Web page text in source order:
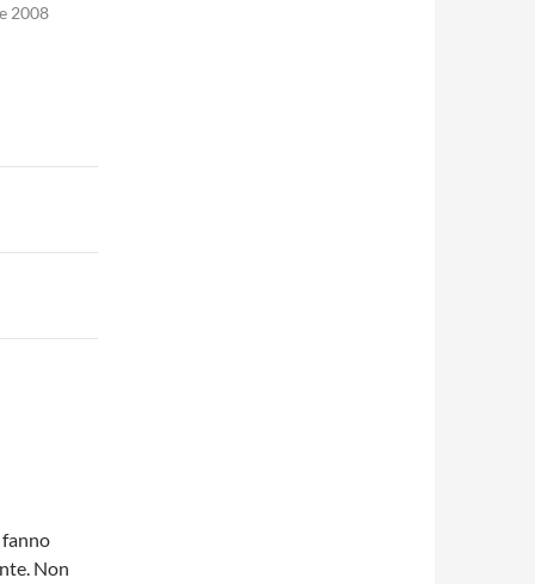
2008
fanno
Non